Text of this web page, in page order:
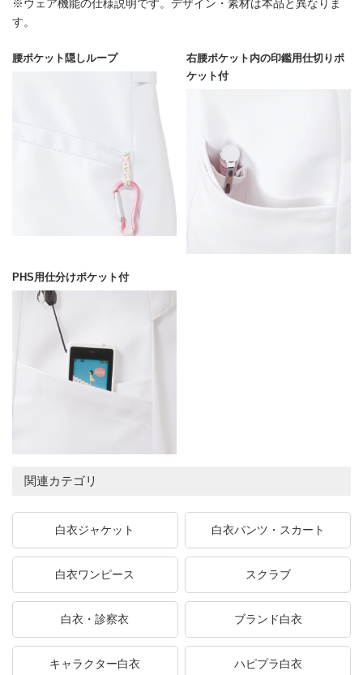
※ウェア機能の仕様説明です。デザイン・素材は本品と異なりま
す。
腰ポケット隠しループ
右腰ポケット内の印鑑用仕切りポ
ケット付
PHS用仕分けポケット付
関連カテゴリ
白衣ジャケット 白衣パンツ・スカート
白衣ワンピース スクラブ
白衣・診察衣 ブランド白衣
キャラクター白衣 ハピプラ白衣